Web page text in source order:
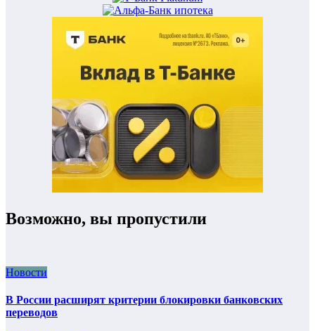
Возможно, вы пропустили
Новости
В России расширят критерии блокировки банковских
переводов